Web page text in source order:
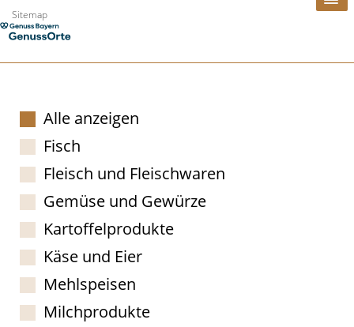
Zum
Inhalt
Sitemap
Alle anzeigen
Fisch
Fleisch und Fleischwaren
Gemüse und Gewürze
Kartoffelprodukte
Käse und Eier
Mehlspeisen
Milchprodukte